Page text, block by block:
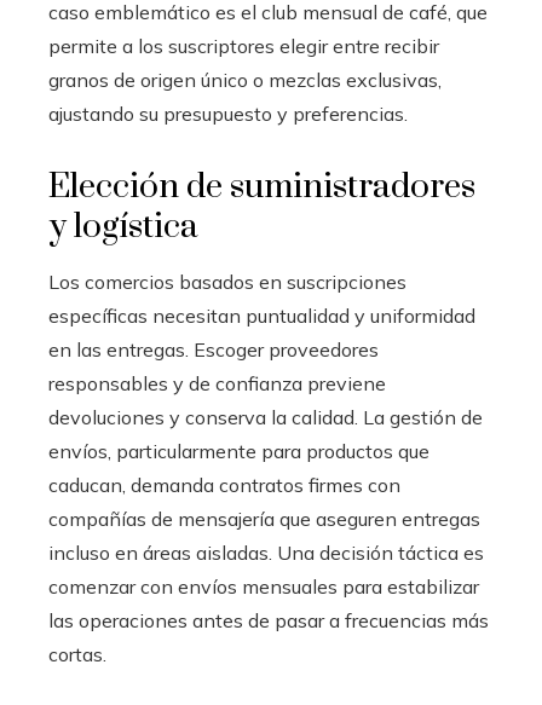
caso emblemático es el club mensual de café, que
permite a los suscriptores elegir entre recibir
granos de origen único o mezclas exclusivas,
ajustando su presupuesto y preferencias.
Elección de suministradores
y logística
Los comercios basados en suscripciones
específicas necesitan puntualidad y uniformidad
en las entregas. Escoger proveedores
responsables y de confianza previene
devoluciones y conserva la calidad. La gestión de
envíos, particularmente para productos que
caducan, demanda contratos firmes con
compañías de mensajería que aseguren entregas
incluso en áreas aisladas. Una decisión táctica es
comenzar con envíos mensuales para estabilizar
las operaciones antes de pasar a frecuencias más
cortas.